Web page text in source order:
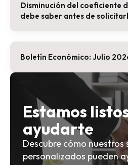
Disminución del coeficiente
debe saber antes de
Boletín Económico: Julio
Estamos
ayudarte
Descubre cómo nuestros
personalizados pueden